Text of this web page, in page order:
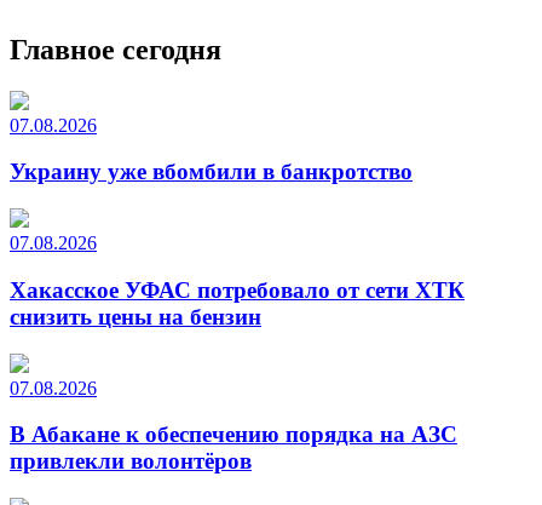
Главное сегодня
07.08.2026
Украину уже вбомбили в банкротство
07.08.2026
Хакасское УФАС потребовало от сети ХТК
снизить цены на бензин
07.08.2026
В Абакане к обеспечению порядка на АЗС
привлекли волонтёров